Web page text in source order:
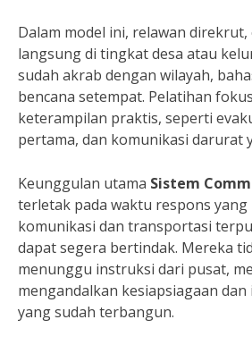
Dalam model ini, relawan
langsung di tingkat desa atau
sudah akrab dengan wilayah,
bencana setempat. Pelatihan
keterampilan praktis, seperti
pertama, dan komunikasi darurat
Keunggulan utama Sistem
terletak pada waktu respons yang
komunikasi dan transportasi
dapat segera bertindak. Mereka
menunggu instruksi dari pusat,
mengandalkan kesiapsiagaan
yang sudah terbangun.